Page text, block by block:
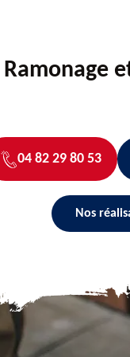
Ramonage
04 82 29 80 53
Nos